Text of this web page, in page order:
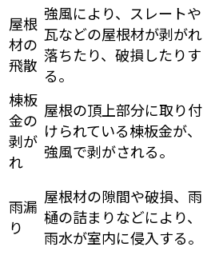
屋根
材の
飛散
強風により、スレートや
瓦などの屋根材が剥がれ
落ちたり、破損したりす
る。
棟板
金の
剥が
れ
屋根の頂上部分に取り付
けられている棟板金が、
強風で剥がされる。
雨漏
り
屋根材の隙間や破損、雨
樋の詰まりなどにより、
雨水が室内に侵入する。